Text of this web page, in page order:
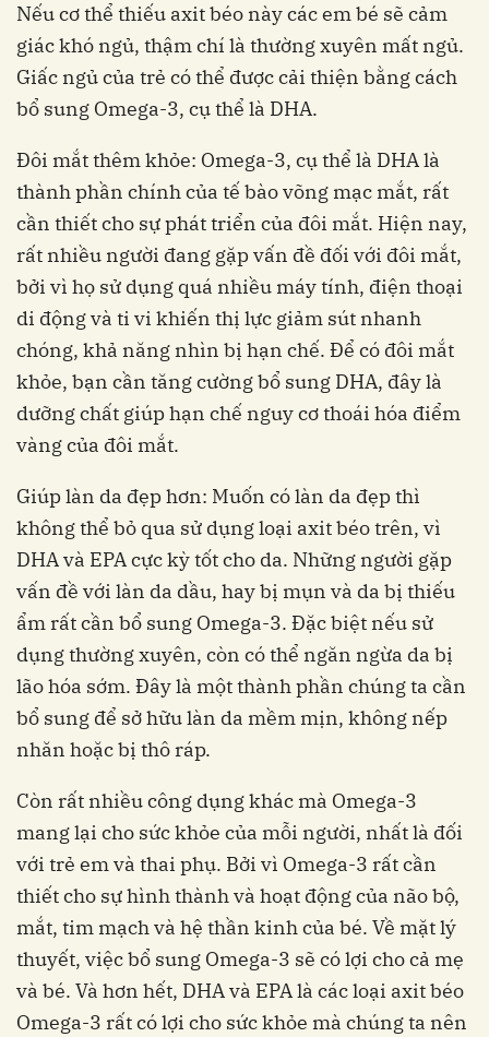
Nếu cơ thể thiếu axit béo này các em bé sẽ cảm
giác khó ngủ, thậm chí là thường xuyên mất ngủ.
Giấc ngủ của trẻ có thể được cải thiện bằng cách
bổ sung Omega-3, cụ thể là DHA.
Đôi mắt thêm khỏe: Omega-3, cụ thể là DHA là
thành phần chính của tế bào võng mạc mắt, rất
cần thiết cho sự phát triển của đôi mắt. Hiện nay,
rất nhiều người đang gặp vấn đề đối với đôi mắt,
bởi vì họ sử dụng quá nhiều máy tính, điện thoại
di động và ti vi khiến thị lực giảm sút nhanh
chóng, khả năng nhìn bị hạn chế. Để có đôi mắt
khỏe, bạn cần tăng cường bổ sung DHA, đây là
dưỡng chất giúp hạn chế nguy cơ thoái hóa điểm
vàng của đôi mắt.
Giúp làn da đẹp hơn: Muốn có làn da đẹp thì
không thể bỏ qua sử dụng loại axit béo trên, vì
DHA và EPA cực kỳ tốt cho da. Những người gặp
vấn đề với làn da dầu, hay bị mụn và da bị thiếu
ẩm rất cần bổ sung Omega-3. Đặc biệt nếu sử
dụng thường xuyên, còn có thể ngăn ngừa da bị
lão hóa sớm. Đây là một thành phần chúng ta cần
bổ sung để sở hữu làn da mềm mịn, không nếp
nhăn hoặc bị thô ráp.
Còn rất nhiều công dụng khác mà Omega-3
mang lại cho sức khỏe của mỗi người, nhất là đối
với trẻ em và thai phụ. Bởi vì Omega-3 rất cần
thiết cho sự hình thành và hoạt động của não bộ,
mắt, tim mạch và hệ thần kinh của bé. Về mặt lý
thuyết, việc bổ sung Omega-3 sẽ có lợi cho cả mẹ
và bé. Và hơn hết, DHA và EPA là các loại axit béo
Omega-3 rất có lợi cho sức khỏe mà chúng ta nên